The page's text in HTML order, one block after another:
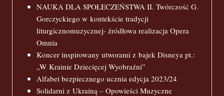
NAUKA DLA SPOŁECZEŃSTWA II. Twórczość G.
Gorczyckiego w kontekście tradycji
liturgicznomuzycznej- źródłowa realizacja Opera
Omnia
Koncer inspirowany utworami z bajek Disneya pt.:
„W Krainie Dziecięcej Wyobraźni”
Alfabet bezpiecznego ucznia edycja 2023/24
Solidarni z Ukrainą – Opowieści Muzyczne